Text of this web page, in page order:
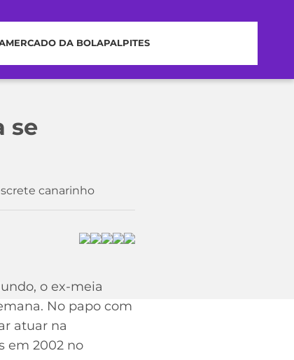
MERCADO DA BOLAPALPITES
se
canarinho
o ex-meia
No papo com
atuar na
em 2002 no